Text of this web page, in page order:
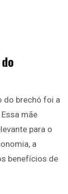
do brechó foi a
mãe
para o
a
benefícios de